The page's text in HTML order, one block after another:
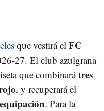
que vestirá el FC
27. El club azulgrana
que combinarátres
, y recuperará el
. Para la